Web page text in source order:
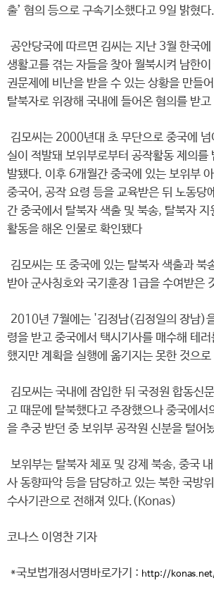
출’ 혐의 등으로 구속기소했다고 9일 밝혔다.
공안당국에 따르면 김씨는 지난 3월 한국
생활고를 겪는 자들을 찾아 월북시켜 남한
권문제에 비난을 받을 수 있는 상황을 만들
탈북자로 위장해 국내에 들어온 혐의를 받고
김모씨는 2000년대 초 무단으로 중국에
실이 적발돼 보위부로부터 공작활동 제의를
발됐다. 이후 6개월간 중국에 있는 보위부
중국어, 공작 요령 등을 교육받은 뒤 노동당
간 중국에서 탈북자 색출 및 북송, 탈북자 지
활동을 해온 인물로 확인됐다
김모씨는 또 중국에 있는 탈북자 색출과 북
받아 군사칭호와 국기훈장 1급을 수여받은
2010년 7월에는 '김정남(김정일의 장남)
령을 받고 중국에서 택시기사를 매수해 테
했지만 계획을 실행에 옮기지는 못한 것으
김모씨는 국내에 잠입한 뒤 국정원 합동신
고 때문에 탈북했다고 주장했으나 중국에서
을 추궁 받던 중 보위부 공작원 신분을 털어
보위부는 탈북자 체포 및 강제 북송, 중국
사 동향파악 등을 담당하고 있는 북한 국방
수사기관으로 전해져 있다.(Konas)
코나스 이영찬 기자
*국보법개정서명바로가기 : http://